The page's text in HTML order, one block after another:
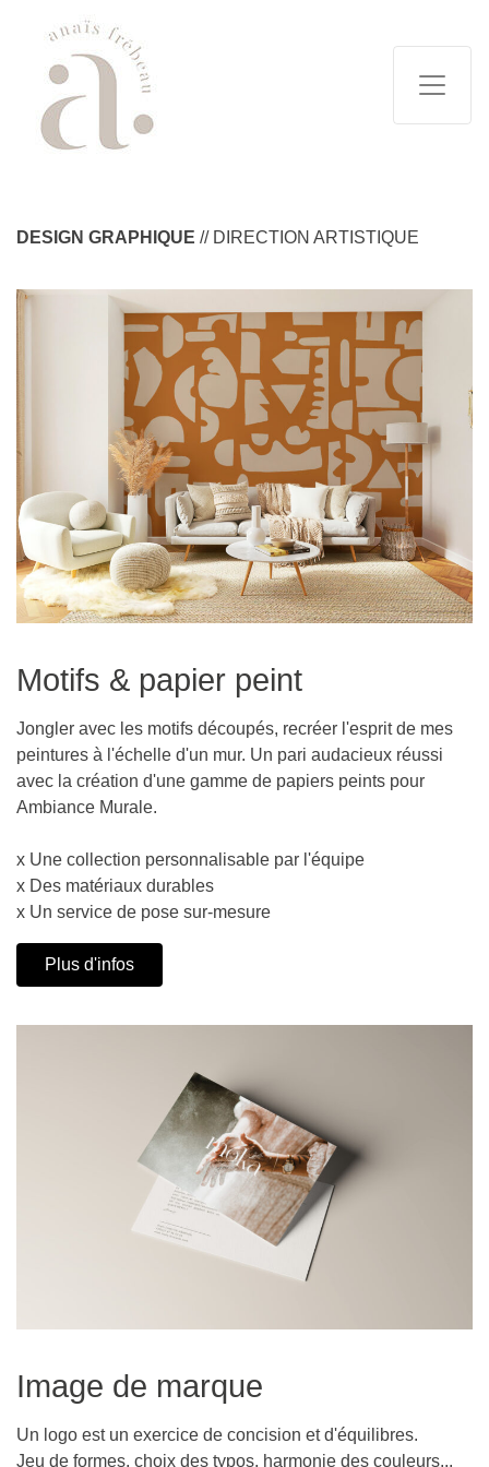
DESIGN GRAPHIQUE // DIRECTION ARTISTIQUE
Motifs & papier peint
Jongler avec les motifs découpés, recréer l'esprit de mes
peintures à l'échelle d'un mur. Un pari audacieux réussi
avec la création d'une gamme de papiers peints pour
Ambiance Murale.
x Une collection personnalisable par l'équipe
x Des matériaux durables
x Un service de pose sur-mesure
Plus d'infos
Image de marque
Un logo est un exercice de concision et d'équilibres.
Jeu de formes, choix des typos, harmonie des couleurs...